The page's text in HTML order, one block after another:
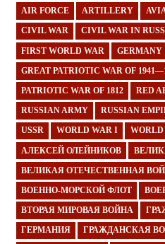
AIR FORCE ARTILLERY
CIVIL WAR CIVIL WAR IN
FIRST WORLD WAR GERMANY
GREAT PATRIOTIC WAR OF
PATRIOTIC WAR OF 1812 RED
RUSSIAN ARMY RUSSIAN
USSR WORLD WAR I
АЛЕКСЕЙ ОЛЕЙНИКОВ
ВЕЛИКАЯ ОТЕЧЕСТВЕННАЯ
ВОЕННО-МОРСКОЙ ФЛОТ
ВТОРАЯ МИРОВАЯ ВОЙНА
ГЕРМАНИЯ ГРАЖДАНСКАЯ